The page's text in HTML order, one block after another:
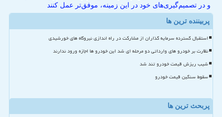
و در تصمیم‌گیری‌های خود در این زمینه، موفق‌تر عمل کنند
پربیننده ترین ها
استقبال گسترده سرمایه گذاران از مشارکت در راه اندازی نیروگاه های خورشیدی
نظارت بر خودرو های وارداتی دو مرحله ای شد این خودرو ها اجازه ورود ندارند
شیب ریزش قیمت خودرو تند شد
سقوط سنگین قیمت خودرو
پربحث ترین ها